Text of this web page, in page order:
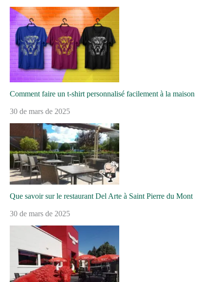
Comment faire un t-shirt personnalisé facilement à la maison
30 de mars de 2025
Que savoir sur le restaurant Del Arte à Saint Pierre du Mont
30 de mars de 2025